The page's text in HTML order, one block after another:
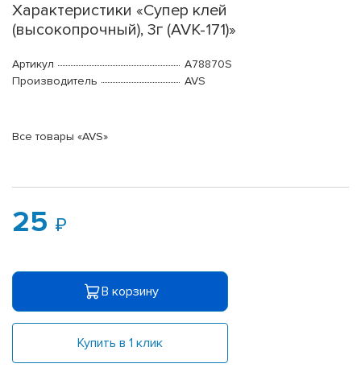
Характеристики «Супер клей
(высокопрочный), 3г (AVK-171)»
Артикул
A78870S
Производитель
AVS
Все товары «AVS»
25
В корзину
Купить в 1 клик